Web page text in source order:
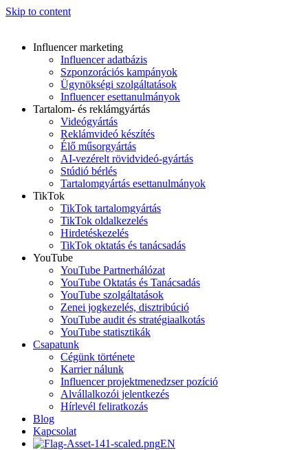
Skip to content
Influencer marketing
Influencer adatbázis
Szponzorációs kampányok
Ügynökségi szolgáltatások
Influencer esettanulmányok
Tartalom- és reklámgyártás
Videógyártás
Reklámvideó készítés
Élő műsorgyártás
AI-vezérelt rövidvideó-gyártás
Stúdió bérlés
Tartalomgyártás esettanulmányok
TikTok
TikTok tartalomgyártás
TikTok oldalkezelés
Hirdetéskezelés
TikTok oktatás és tanácsadás
YouTube
YouTube Partnerhálózat
YouTube Oktatás és Tanácsadás
YouTube szolgáltatások
Zenei jogkezelés, disztribúció
YouTube audit és stratégiaalkotás
YouTube statisztikák
Csapatunk
Cégünk története
Karrier nálunk
Influencer projektmenedzser pozíció
Alvállalkozói jelentkezés
Hírlevél feliratkozás
Blog
Kapcsolat
EN